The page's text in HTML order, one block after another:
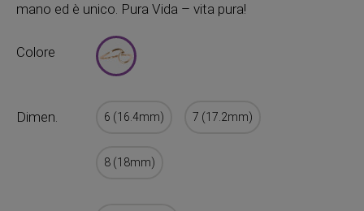
mano ed è unico. Pura Vida – vita pura!
Colore
Dimen. 6 (16.4mm) 7 (17.2mm)
8 (18mm)